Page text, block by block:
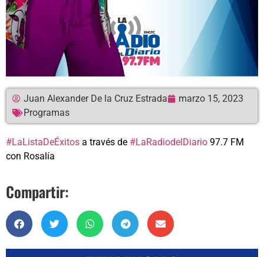
Juan Alexander De la Cruz Estrada
marzo 15, 2023
Programas
#LaListaDeÉxitos a través de #LaRadiodelDiario 97.7 FM
con Rosalía
Compartir: